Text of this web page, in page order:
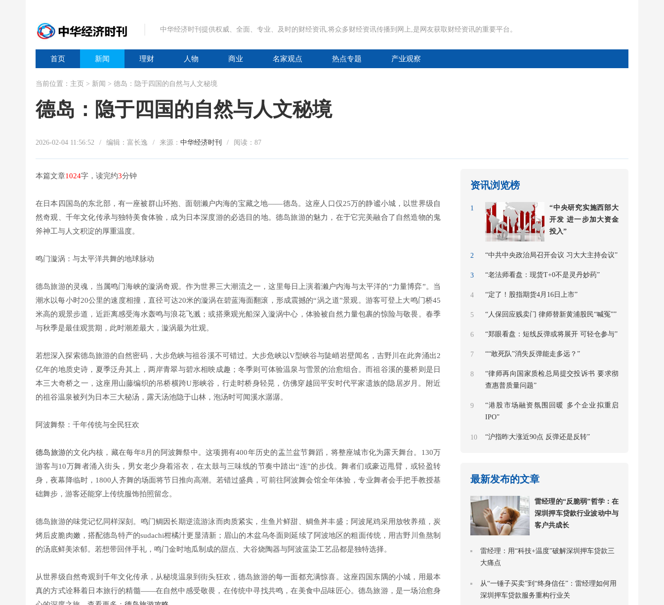
中华经济时刊提供权威、全面、专业、及时的财经资讯,将众多财经资讯传播到网上,是网友获取财经资讯的重要平台。
首页 新闻 理财 人物 商业 名家观点 热点专题 产业观察
当前位置： 主页 > 新闻 > 德岛：隐于四国的自然与人文秘境
德岛：隐于四国的自然与人文秘境
2026-02-04 11:56:52 / 编辑：富长逸 / 来源： 中华经济时刊 / 阅读： 87
本篇文章1024字，读完约3分钟
在日本四国岛的东北部，有一座被群山环抱、面朝濑户内海的宝藏之地——德岛。这座人口仅25万的静谧小城，以世界级自
然奇观、千年文化传承与独特美食体验，成为日本深度游的必选目的地。德岛旅游的魅力，在于它完美融合了自然造物的鬼
斧神工与人文积淀的厚重温度。
鸣门漩涡：与太平洋共舞的地球脉动
德岛旅游的灵魂，当属鸣门海峡的漩涡奇观。作为世界三大潮流之一，这里每日上演着濑户内海与太平洋的“力量博弈”。当
潮水以每小时20公里的速度相撞，直径可达20米的漩涡在碧蓝海面翻滚，形成震撼的“涡之道”景观。游客可登上大鸣门桥45
米高的观景步道，近距离感受海水轰鸣与浪花飞溅；或搭乘观光船深入漩涡中心，体验被自然力量包裹的惊险与敬畏。春季
与秋季是最佳观赏期，此时潮差最大，漩涡最为壮观。
若想深入探索德岛旅游的自然密码，大步危峡与祖谷溪不可错过。大步危峡以V型峡谷与陡峭岩壁闻名，吉野川在此奔涌出2
亿年的地质史诗，夏季泛舟其上，两岸青翠与碧水相映成趣；冬季则可体验温泉与雪景的治愈组合。而祖谷溪的蔓桥则是日
本三大奇桥之一，这座用山藤编织的吊桥横跨U形峡谷，行走时桥身轻晃，仿佛穿越回平安时代平家遗族的隐居岁月。附近
的祖谷温泉被列为日本三大秘汤，露天汤池隐于山林，泡汤时可闻溪水潺潺。
阿波舞祭：千年传统与全民狂欢
德岛旅游的文化内核，藏在每年8月的阿波舞祭中。这项拥有400年历史的盂兰盆节舞蹈，将整座城市化为露天舞台。130万
游客与10万舞者涌入街头，男女老少身着浴衣，在太鼓与三味线的节奏中踏出“连”的步伐。舞者们或豪迈甩臂，或轻盈转
身，夜幕降临时，1800人齐舞的场面将节日推向高潮。若错过盛典，可前往阿波舞会馆全年体验，专业舞者会手把手教授基
础舞步，游客还能穿上传统服饰拍照留念。
德岛旅游的味觉记忆同样深刻。鸣门鲷因长期逆流游泳而肉质紧实，生鱼片鲜甜、鲷鱼丼丰盛；阿波尾鸡采用放牧养殖，炭
烤后皮脆肉嫩，搭配德岛特产的sudachi柑橘汁更显清新；眉山的木盆乌冬面则延续了阿波地区的粗面传统，用吉野川鱼熬制
的汤底鲜美浓郁。若想带回伴手礼，鸣门金时地瓜制成的甜点、大谷烧陶器与阿波蓝染工艺品都是独特选择。
从世界级自然奇观到千年文化传承，从秘境温泉到街头狂欢，德岛旅游的每一面都充满惊喜。这座四国东隅的小城，用最本
真的方式诠释着日本旅行的精髓——在自然中感受敬畏，在传统中寻找共鸣，在美食中品味匠心。德岛旅游，是一场治愈身
资讯浏览榜
1
“中央研究实施西部大
开发 进一步加大资金
投入”
2 “中共中央政治局召开会议 习大大主持会议”
3 “老法师看盘：现货T+0不是灵丹妙药”
4 “定了！股指期货4月16日上市”
5 “人保回应贱卖门 律师替新黄浦股民“喊冤””
6 “郑眼看盘：短线反弹或将展开 可轻仓参与”
7 ““敢死队”消失反弹能走多远？”
8
“律师再向国家质检总局提交投诉书 要求彻
查惠普质量问题”
9
“港股市场融资氛围回暖 多个企业拟重启
IPO”
10 “沪指昨大涨近90点 反弹还是反转”
最新发布的文章
雷经理的“反脆弱”哲学：在
深圳押车贷款行业波动中与
客户共成长
雷经理：用“科技+温度”破解深圳押车贷款三
大痛点
从“一锤子买卖”到“终身信任”：雷经理如何用
深圳押车贷款服务重构行业关